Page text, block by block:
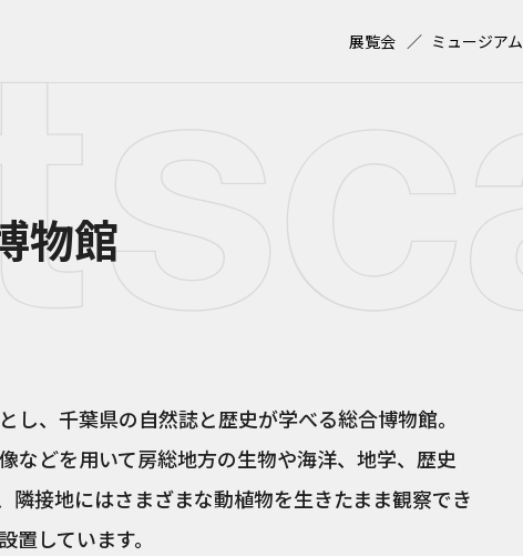
展覧会 ミュージアム
物館
し、千葉県の自然誌と歴史が学べる総合博物館。
などを用いて房総地方の生物や海洋、地学、歴史
隣接地にはさまざまな動植物を生きたまま観察でき
しています。